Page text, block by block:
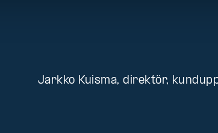
Jarkko Kuisma, direktör,